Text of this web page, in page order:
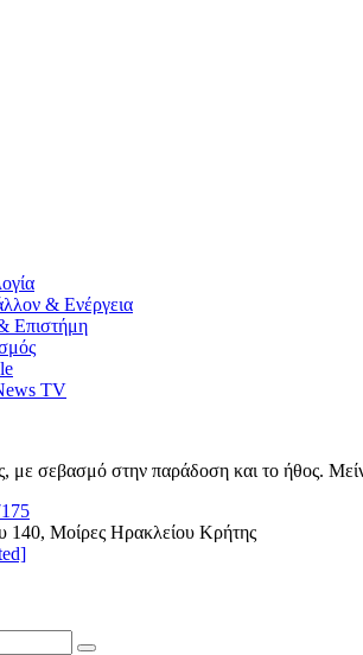
& Ενέργεια
Επιστήμη
TV
με σεβασμό στην παράδοση και το ήθος.
140, Μοίρες Ηρακλείου Κρήτης